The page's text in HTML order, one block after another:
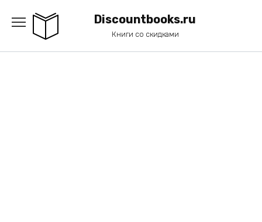
содержанию
Discountbooks.ru
Книги со скидками